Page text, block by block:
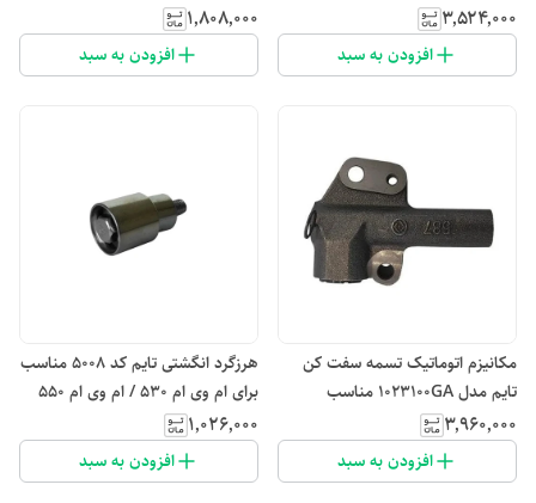
620/1800cc
۳٬۵۲۴٬۰۰۰
افزودن به سبد
۱٬۸۰۸٬۰۰۰
افزودن به سبد
مکانیزم اتوماتیک تسمه سفت کن
تایم مدل 1023100GA مناسب
برای جک S5
۳٬۹۶۰٬۰۰۰
افزودن به سبد
هرزگرد انگشتی تایم کد 5008 مناسب
برای ام وی ام 530 / ام وی ام 550
۱٬۰۲۶٬۰۰۰
افزودن به سبد